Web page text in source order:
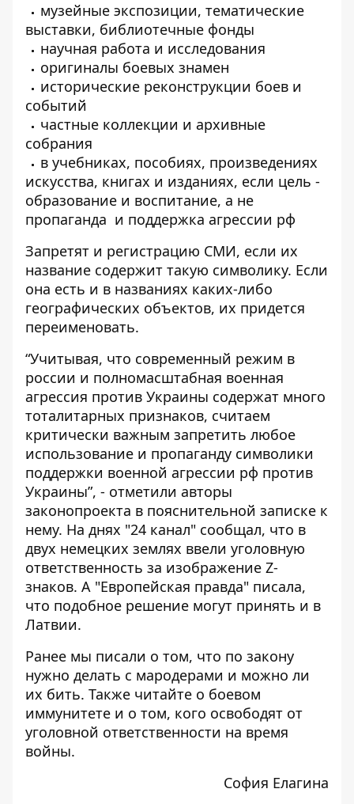
музейные экспозиции, тематические
выставки, библиотечные фонды
научная работа и исследования
оригиналы боевых знамен
исторические реконструкции боев и
событий
частные коллекции и архивные
собрания
в учебниках, пособиях, произведениях
искусства, книгах и изданиях, если цель -
образование и воспитание, а не
пропаганда и поддержка агрессии рф
Запретят и регистрацию СМИ, если их
название содержит такую символику. Если
она есть и в названиях каких-либо
географических объектов, их придется
переименовать.
“Учитывая, что современный режим в
россии и полномасштабная военная
агрессия против Украины содержат много
тоталитарных признаков, считаем
критически важным запретить любое
использование и пропаганду символики
поддержки военной агрессии рф против
Украины”, - отметили авторы
законопроекта в пояснительной записке к
нему. На днях "24 канал" сообщал, что в
двух немецких землях ввели уголовную
ответственность за изображение Z-
знаков. А "Европейская правда" писала,
что подобное решение могут принять и в
Латвии.
Ранее мы писали о том, что по закону
нужно делать с мародерами и можно ли
их бить. Также читайте о боевом
иммунитете и о том, кого освободят от
уголовной ответственности на время
войны.
София Елагина